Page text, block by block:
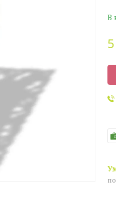
В